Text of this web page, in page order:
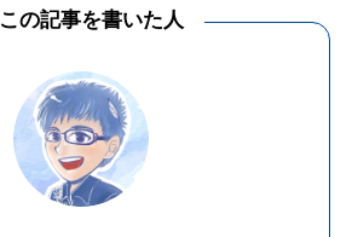
この記事を書いた人